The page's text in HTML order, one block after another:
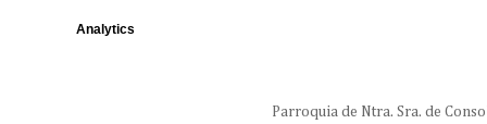
Analytics
Parroquia de Ntra. Sra. de